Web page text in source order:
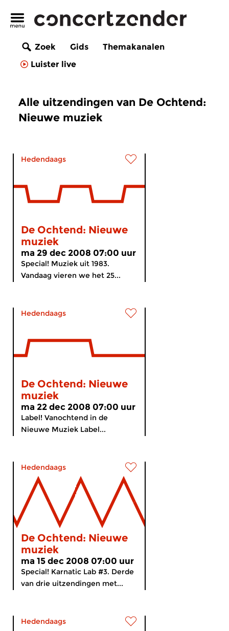
Zoek Gids
Themakanalen
Luister live
Alle uitzendingen van De Ochtend:
Nieuwe muziek
Hedendaags
De Ochtend: Nieuwe
muziek
ma 29 dec 2008 07:00 uur
Special! Muziek uit 1983.
Vandaag vieren we het 25...
Hedendaags
De Ochtend: Nieuwe
muziek
ma 22 dec 2008 07:00 uur
Label! Vanochtend in de
Nieuwe Muziek Label...
Hedendaags
De Ochtend: Nieuwe
muziek
ma 15 dec 2008 07:00 uur
Special! Karnatic Lab #3. Derde
van drie uitzendingen met...
Hedendaags